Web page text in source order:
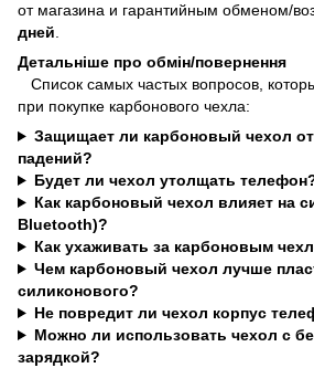
от магазина и гарантийным обменом/
дней
Детальніше про обмін/повернення
Список самых частых вопросов,
при покупке карбонового чехла:
Защищает ли карбоновый чехол
падений?
Будет ли чехол утолщать
Как карбоновый чехол влияет на
Bluetooth)?
Как ухаживать за карбоновым
Чем карбоновый чехол лучше
силиконового?
Не повредит ли чехол корпус
Можно ли использовать чехол с
зарядкой?